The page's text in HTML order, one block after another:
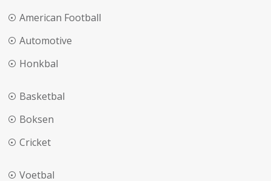
American Football
Automotive
Honkbal
Basketbal
Boksen
Cricket
Voetbal